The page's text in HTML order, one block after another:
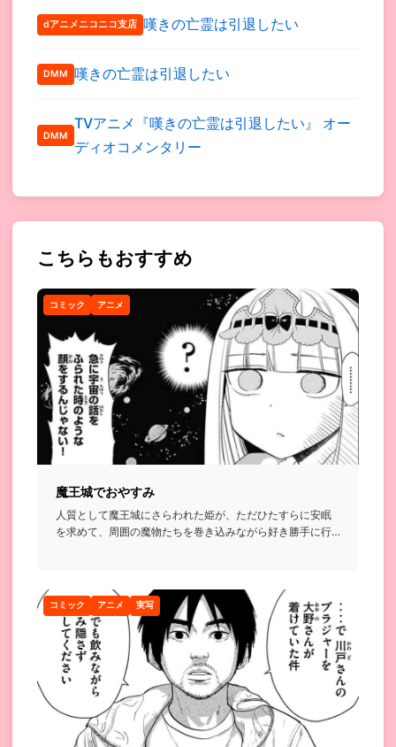
dアニメニコニコ支店 嘆きの亡霊は引退したい
DMM 嘆きの亡霊は引退したい
DMM
TVアニメ『嘆きの亡霊は引退したい』 オー
ディオコメンタリー
こちらもおすすめ
コミック アニメ
魔王城でおやすみ
人質として魔王城にさらわれた姫が、ただひたすらに安眠
を求めて、周囲の魔物たちを巻き込みながら好き勝手に行
コミック アニメ 実写